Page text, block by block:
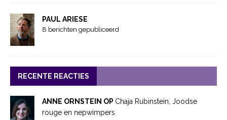
PAUL ARIESE
8 berichten gepubliceerd
RECENTE REACTIES
ANNE ORNSTEIN OP Chaja Rubinstein, Joodse
rouge en nepwimpers